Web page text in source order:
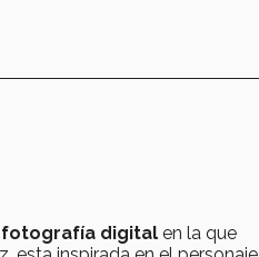
fotografía digital en la que